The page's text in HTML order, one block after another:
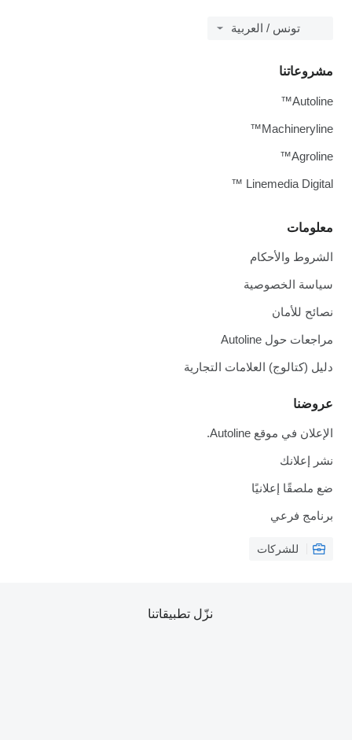
تونس / العربية
معلومات
الشروط والأحكام
سياسة الخصوصية
نصائح للأمان
مراجعات حول Autoline
دليل (كتالوج) العلامات التجارية
عروضنا
الإعلان في موقع Autoline.
نشر إعلانك
ضع ملصقًا إعلانيًا
برنامج فرعي
للشركات
مشروعاتنا
Autoline™
Machineryline™
Agroline™
Linemedia Digital ™
نزّل تطبيقاتنا